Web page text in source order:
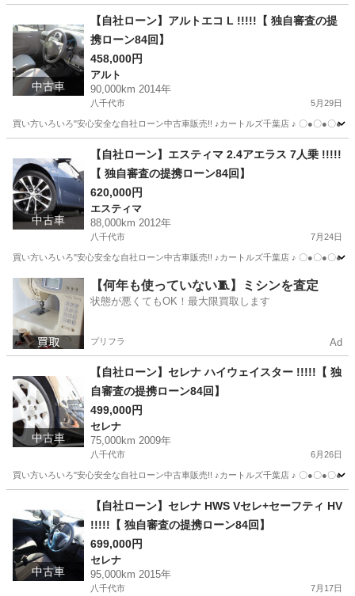
中古車
【自社ローン】アルトエコ L !!!!!【 独自審査の提
携ローン84回】
458,000円
アルト
90,000km 2014年
八千代市 5月29日
買い方いろいろ"安心安全な自社ローン中古車販売!! ♪カートルズ千葉店 ♪ 〇●〇●〇
アルト カートルズ
中古車
【自社ローン】エスティマ 2.4アエラス 7人乗 !!!!!
【 独自審査の提携ローン84回】
620,000円
エスティマ
88,000km 2012年
八千代市 7月24日
買い方いろいろ"安心安全な自社ローン中古車販売!! ♪カートルズ千葉店 ♪ 〇●〇●〇
千葉 八千代市 エスティマ カートルズ
【何年も使っていない🧵】ミシンを査定
状態が悪くてもOK！最大限買取します
プリフラ Ad
中古車
【自社ローン】セレナ ハイウェイスター !!!!!【 独
自審査の提携ローン84回】
499,000円
セレナ
75,000km 2009年
八千代市 6月26日
買い方いろいろ"安心安全な自社ローン中古車販売!! ♪カートルズ千葉店 ♪ 〇●〇●〇
セレナ カートルズ
中古車
【自社ローン】セレナ HWS Vセレ+セーフティ HV
!!!!!【 独自審査の提携ローン84回】
699,000円
セレナ
95,000km 2015年
八千代市 7月17日